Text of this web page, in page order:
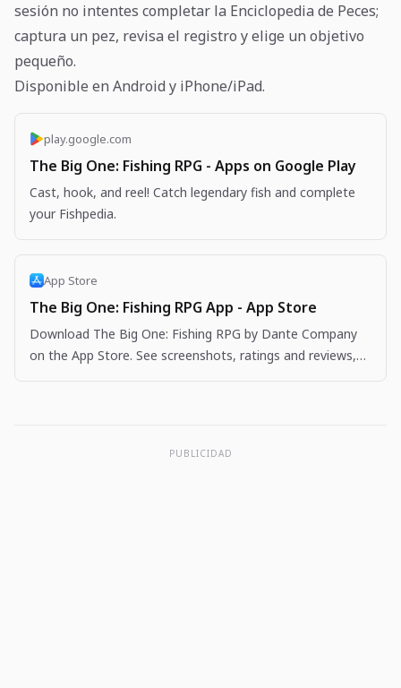
sesión no intentes completar la Enciclopedia de Peces;
captura un pez, revisa el registro y elige un objetivo
pequeño.
Disponible en Android y iPhone/iPad.
play.google.com
The Big One: Fishing RPG - Apps on Google Play
Cast, hook, and reel! Catch legendary fish and complete
your Fishpedia.
App Store
The Big One: Fishing RPG App - App Store
Download The Big One: Fishing RPG by Dante Company
on the App Store. See screenshots, ratings and reviews,
PUBLICIDAD